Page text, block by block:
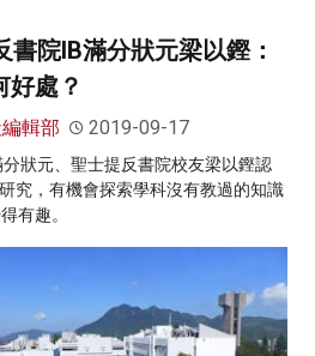
書院IB滿分狀元梁以鏗：
好處？
輯部 2019-09-17
狀元、聖士提反書院校友梁以鏗認
究，有機會探索學科沒有教過的知識
有趣。